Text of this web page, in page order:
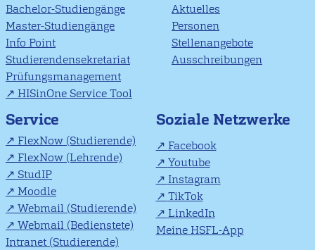
Bachelor-Studiengänge
Master-Studiengänge
Info Point
Studierendensekretariat
Prüfungsmanagement
HISinOne Service Tool
Aktuelles
Personen
Stellenangebote
Ausschreibungen
Service
FlexNow (Studierende)
FlexNow (Lehrende)
StudIP
Moodle
Webmail (Studierende)
Webmail (Bedienstete)
Intranet (Studierende)
Soziale Netzwerke
Facebook
Youtube
Instagram
TikTok
LinkedIn
Meine HSFL-App